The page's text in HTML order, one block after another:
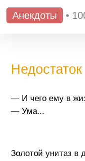
Анекдоты •
Недостаток
— И чего ему в
— Ума...
Золотой унитаз в